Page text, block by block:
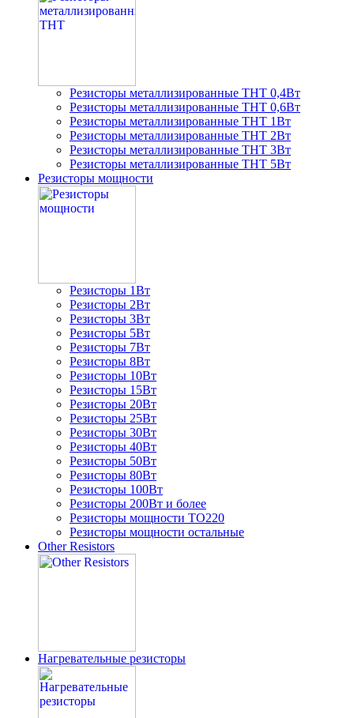
Резисторы металлизированные THT 0,4Вт
Резисторы металлизированные THT 0,6Вт
Резисторы металлизированные THT 1Вт
Резисторы металлизированные THT 2Вт
Резисторы металлизированные THT 3Вт
Резисторы металлизированные THT 5Вт
Резисторы мощности
Резисторы 1Вт
Резисторы 2Вт
Резисторы 3Вт
Резисторы 5Вт
Резисторы 7Вт
Резисторы 8Вт
Резисторы 10Вт
Резисторы 15Вт
Резисторы 20Вт
Резисторы 25Вт
Резисторы 30Вт
Резисторы 40Вт
Резисторы 50Вт
Резисторы 80Вт
Резисторы 100Вт
Резисторы 200Вт и более
Резисторы мощности TO220
Резисторы мощности остальные
Other Resistors
Нагревательные резисторы